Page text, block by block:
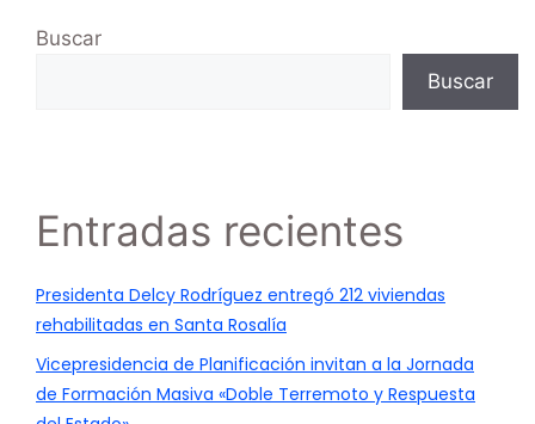
Buscar
Buscar
Entradas recientes
Presidenta Delcy Rodríguez entregó 212 viviendas
rehabilitadas en Santa Rosalía
Vicepresidencia de Planificación invitan a la Jornada
de Formación Masiva «Doble Terremoto y Respuesta